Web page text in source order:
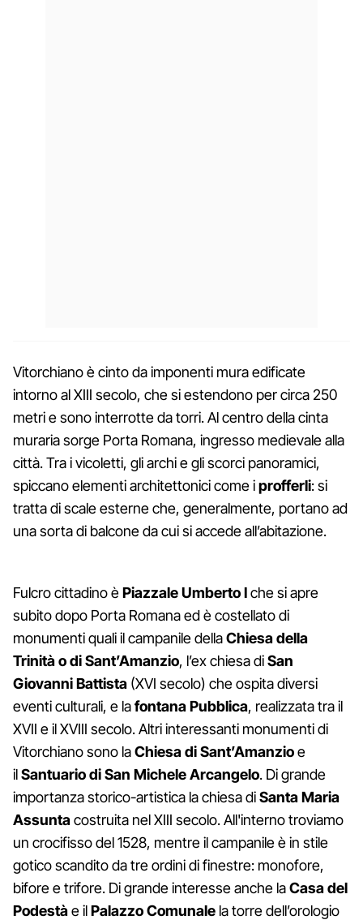
Vitorchiano è cinto da imponenti mura edificate
intorno al XIII secolo, che si estendono per circa 250
metri e sono interrotte da torri. Al centro della cinta
muraria sorge Porta Romana, ingresso medievale alla
città. Tra i vicoletti, gli archi e gli scorci panoramici,
spiccano elementi architettonici come iprofferli: si
tratta di scale esterne che, generalmente, portano ad
una sorta di balcone da cui si accede all’abitazione.
Fulcro cittadino èPiazzale Umberto Iche si apre
subito dopo Porta Romana ed è costellato di
monumenti quali il campanile dellaChiesa della
Trinità o di Sant’Amanzio, l’ex chiesa diSan
Giovanni Battista (XVI secolo) che ospita diversi
eventi culturali, e lafontana Pubblica, realizzata tra il
XVII e il XVIII secolo. Altri interessanti monumenti di
Vitorchiano sono laChiesa di Sant’Amanzioe
ilSantuario di San Michele Arcangelo. Di grande
importanza storico-artistica la chiesa diSanta Maria
Assuntacostruita nel XIII secolo. All'interno troviamo
un crocifisso del 1528, mentre il campanile è in stile
gotico scandito da tre ordini di finestre: monofore,
bifore e trifore. Di grande interesse anche laCasa del
Podestàe ilPalazzo Comunale la torre dell’orologio